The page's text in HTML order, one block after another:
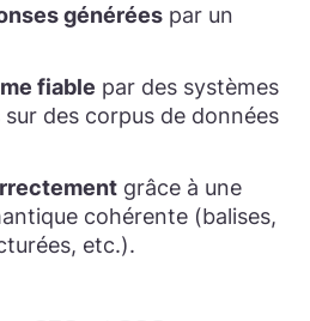
générées par un
fiable par des systèmes
sur des corpus de données
grâce à une
cohérente (balises,
etc.).